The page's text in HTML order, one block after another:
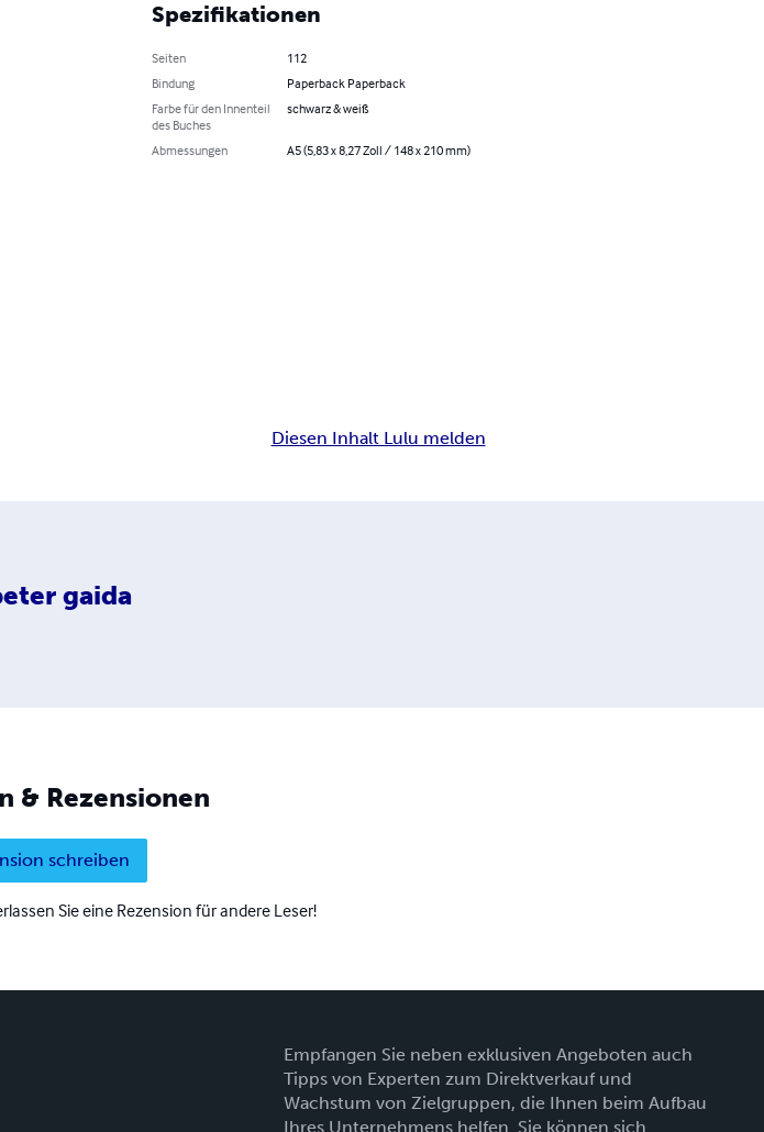
Spezifikationen
Seiten
112
Bindung
Paperback Paperback
Farbe für den Innenteil
des Buches
schwarz & weiß
Abmessungen A5 (5,83 x 8,27 Zoll / 148 x 210 mm)
Diesen Inhalt Lulu melden
gaida
& Rezensionen
schreiben
Sie eine Rezension für andere Leser!
Empfangen Sie neben exklusiven Angeboten auch
Tipps von Experten zum Direktverkauf und
Wachstum von Zielgruppen, die Ihnen beim Aufbau
Ihres Unternehmens helfen. Sie können sich